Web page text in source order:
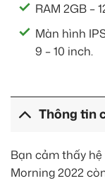
RAM 2GB –
Màn hình
9 – 10 inch.
Thông tin
Bạn cảm thấy
Morning 2022